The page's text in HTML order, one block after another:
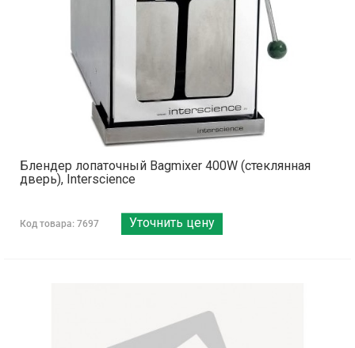
Блендер лопаточный Bagmixer 400W (стеклянная
дверь), Interscience
Код товара: 7697 Уточнить цену